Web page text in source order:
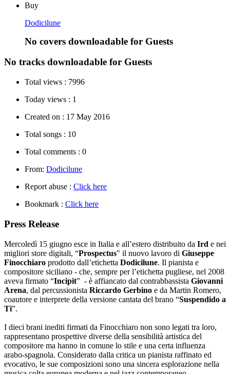
Buy
Dodicilune
No covers downloadable for Guests
No tracks downloadable for Guests
Total views : 7996
Today views : 1
Created on : 17 May 2016
Total songs : 10
Total comments : 0
From: Dodicilune
Report abuse : Click here
Bookmark : Click here
Press Release
Mercoledì 15 giugno esce in Italia e all’estero distribuito da Ird e nei
migliori store digitali, “Prospectus" il nuovo lavoro di Giuseppe
Finocchiaro prodotto dall’etichetta Dodicilune. Il pianista e
compositore siciliano - che, sempre per l’etichetta pugliese, nel 2008
aveva firmato “Incipit” - è affiancato dal contrabbassista Giovanni
Arena, dal percussionista Riccardo Gerbino e da Martin Romero,
coautore e interprete della versione cantata del brano “Suspendido a
Ti”.
I dieci brani inediti firmati da Finocchiaro non sono legati tra loro,
rappresentano prospettive diverse della sensibilità artistica del
compositore ma hanno in comune lo stile e una certa influenza
arabo-spagnola. Considerato dalla critica un pianista raffinato ed
evocativo, le sue composizioni sono una sincera esplorazione nella